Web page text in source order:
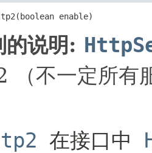
enable)
的说明:
（不一定所有
在接口中